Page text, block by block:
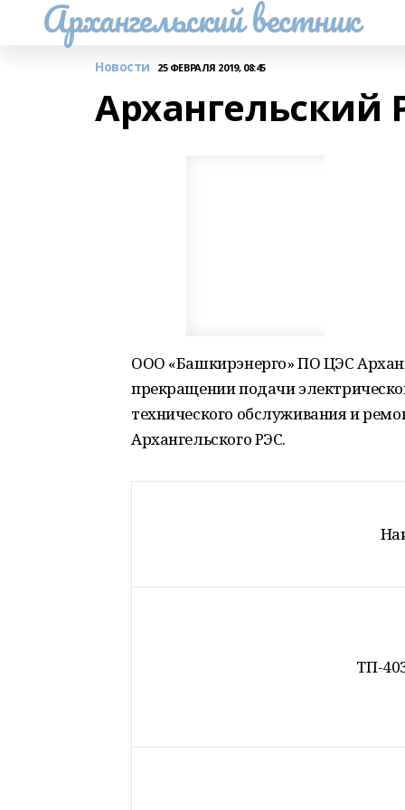
Архангельский вестник
Новости 25 ФЕВРАЛЯ 2019, 08:45
Архангельский
ООО «Башкирэнерго» ПО ЦЭС
прекращении подачи
технического обслуживания и
Архангельского РЭС.
ТП-